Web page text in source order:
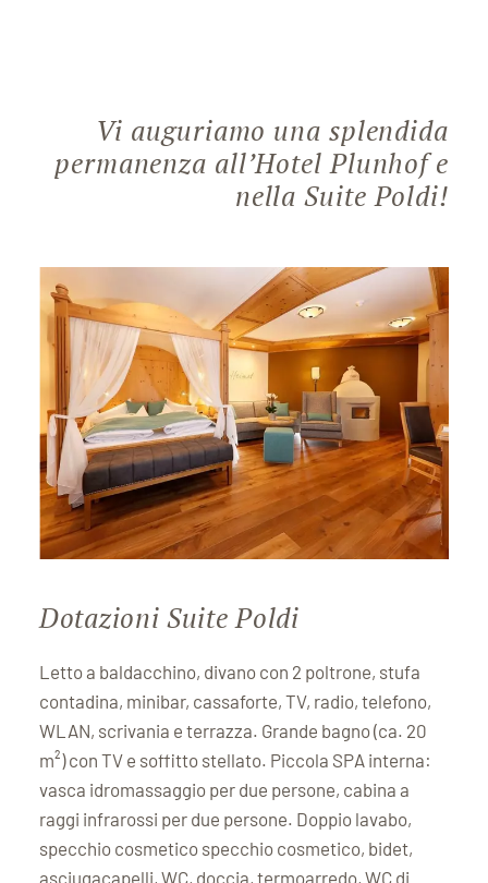
Vi auguriamo una splendida
permanenza all’Hotel Plunhof e
nella Suite Poldi!
Dotazioni Suite Poldi
Letto a baldacchino, divano con 2 poltrone, stufa
contadina, minibar, cassaforte, TV, radio, telefono,
WLAN, scrivania e terrazza. Grande bagno (ca. 20
m²) con TV e soffitto stellato. Piccola SPA interna:
vasca idromassaggio per due persone, cabina a
raggi infrarossi per due persone. Doppio lavabo,
specchio cosmetico specchio cosmetico, bidet,
asciugacapelli, WC, doccia, termoarredo, WC di